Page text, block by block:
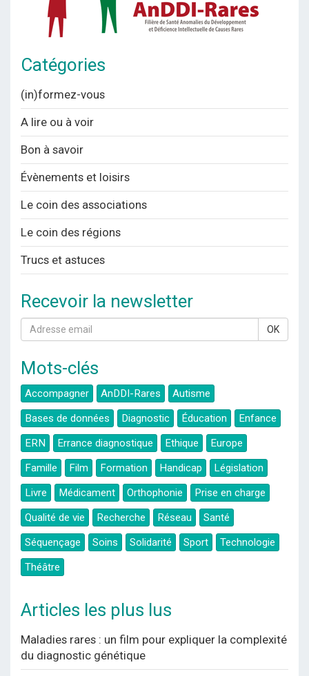
Catégories
(in)formez-vous
A lire ou à voir
Bon à savoir
Évènements et loisirs
Le coin des associations
Le coin des régions
Trucs et astuces
Recevoir la newsletter
OK
Mots-clés
Accompagner AnDDI-Rares
Autisme
Bases de données
Diagnostic Éducation
Enfance
ERN
Errance diagnostique Ethique
Europe
Famille
Film Formation Handicap
Législation
Livre
Médicament Orthophonie
Prise en charge
Qualité de vie
Recherche Réseau
Santé
Séquençage
Soins Solidarité Sport
Technologie
Théâtre
Articles les plus lus
Maladies rares : un film pour expliquer la complexité
du diagnostic génétique